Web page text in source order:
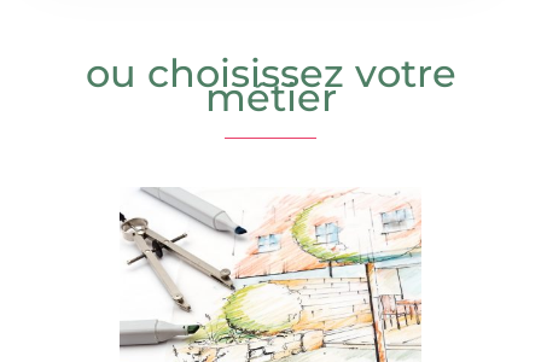
ou choisissez votre
métier